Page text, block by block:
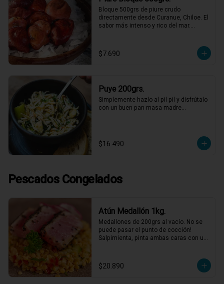
Bloque 500grs de piure crudo
directamente desde Curanue, Chiloe. El
sabor más intenso y rico del mar.
o caldos.
$7.690
Puye 200grs.
Simplemente hazlo al pil pil y disfrútalo
con un buen pan masa madre…
$16.490
Pescados Congelados
Atún Medallón 1kg.
Medallones de 200grs al vacío. No se
puede pasar el punto de cocción!
Salpimienta, pinta ambas caras con un
con un poco de aceite de oliva por 20-
30 segundos a fuego fuerte por cada
$20.890